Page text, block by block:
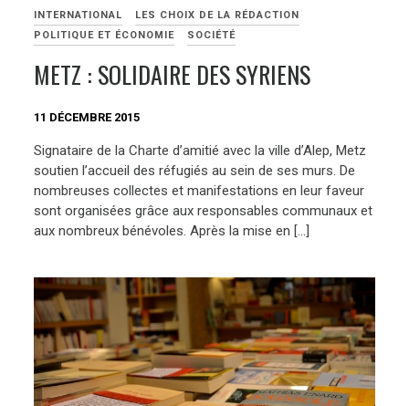
INTERNATIONAL
LES CHOIX DE LA RÉDACTION
POLITIQUE ET ÉCONOMIE
SOCIÉTÉ
METZ : SOLIDAIRE DES SYRIENS
11 DÉCEMBRE 2015
Signataire de la Charte d’amitié avec la ville d’Alep, Metz
soutien l’accueil des réfugiés au sein de ses murs. De
nombreuses collectes et manifestations en leur faveur
sont organisées grâce aux responsables communaux et
aux nombreux bénévoles. Après la mise en […]